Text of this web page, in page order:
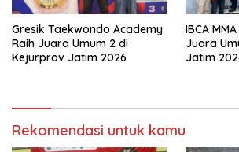
Gresik Taekwondo Academy
Raih Juara Umum 2 di
Kejurprov Jatim 2026
IBCA
Juara
Jatim
Rekomendasi untuk kamu